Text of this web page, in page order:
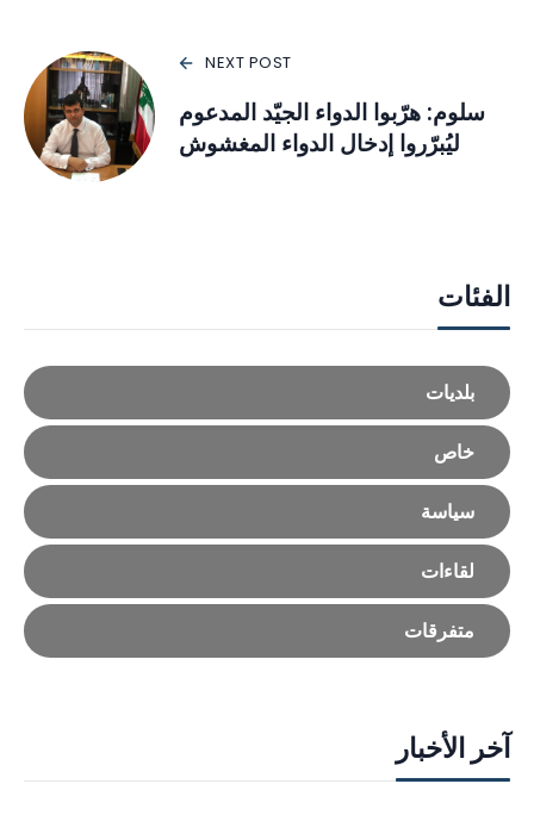
NEXT POST
سلوم: هرّبوا الدواء الجيّد المدعوم
ليُبرّروا إدخال الدواء المغشوش
الفئات
بلديات
خاص
سياسة
لقاءات
متفرقات
آخر الأخبار